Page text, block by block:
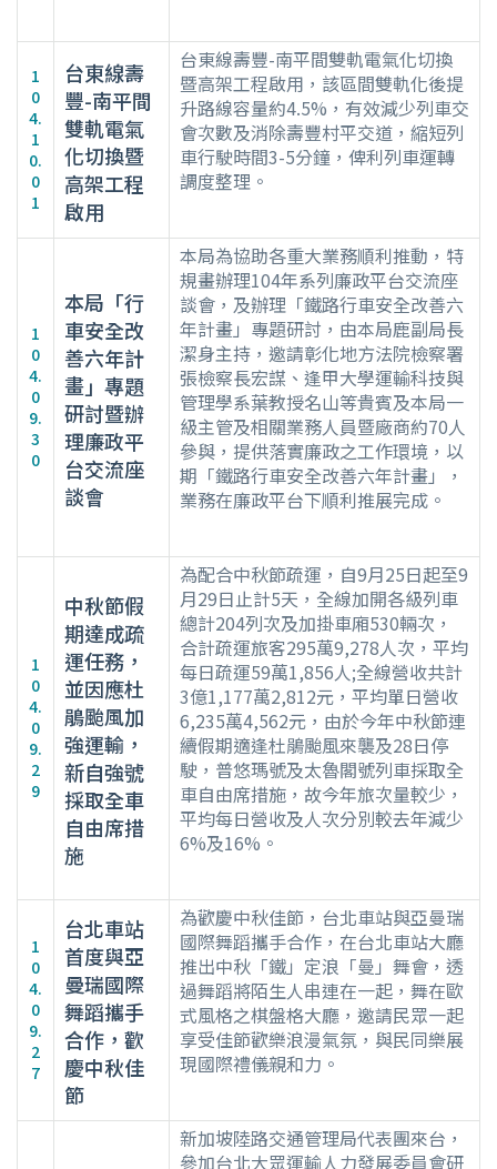
1
0
4.
1
0.
0
1
台東線壽
豐-南平間
雙軌電氣
化切換暨
高架工程
啟用
台東線壽豐-南平間雙軌電氣化切換
暨高架工程啟用，該區間雙軌化後提
升路線容量約4.5%，有效減少列車交
會次數及消除壽豐村平交道，縮短列
車行駛時間3-5分鐘，俾利列車運轉
調度整理。
1
0
4.
0
9.
3
0
本局「行
車安全改
善六年計
畫」專題
研討暨辦
理廉政平
台交流座
談會
本局為協助各重大業務順利推動，特
規畫辦理104年系列廉政平台交流座
談會，及辦理「鐵路行車安全改善六
年計畫」專題研討，由本局鹿副局長
潔身主持，邀請彰化地方法院檢察署
張檢察長宏謀、逢甲大學運輸科技與
管理學系葉教授名山等貴賓及本局一
級主管及相關業務人員暨廠商約70人
參與，提供落實廉政之工作環境，以
期「鐵路行車安全改善六年計畫」，
業務在廉政平台下順利推展完成。
1
0
4.
0
9.
2
9
中秋節假
期達成疏
運任務，
並因應杜
鵑颱風加
強運輸，
新自強號
採取全車
自由席措
施
為配合中秋節疏運，自9月25日起至9
月29日止計5天，全線加開各級列車
總計204列次及加掛車廂530輛次，
合計疏運旅客295萬9,278人次，平均
每日疏運59萬1,856人;全線營收共計
3億1,177萬2,812元，平均單日營收
6,235萬4,562元，由於今年中秋節連
續假期適逢杜鵑颱風來襲及28日停
駛，普悠瑪號及太魯閣號列車採取全
車自由席措施，故今年旅次量較少，
平均每日營收及人次分別較去年減少
6%及16%。
1
0
4.
0
9.
2
7
台北車站
首度與亞
曼瑞國際
舞蹈攜手
合作，歡
慶中秋佳
節
為歡慶中秋佳節，台北車站與亞曼瑞
國際舞蹈攜手合作，在台北車站大廳
推出中秋「鐵」定浪「曼」舞會，透
過舞蹈將陌生人串連在一起，舞在歐
式風格之棋盤格大廳，邀請民眾一起
享受佳節歡樂浪漫氣氛，與民同樂展
現國際禮儀親和力。
新加坡陸路交通管理局代表團來台，
參加台北大眾運輸人力發展委員會研